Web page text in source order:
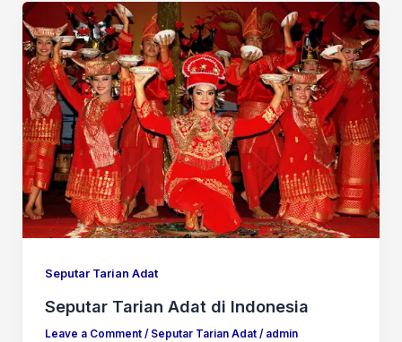
Seputar Tarian Adat
Seputar Tarian Adat di Indonesia
Leave a Comment / Seputar Tarian Adat/ admin